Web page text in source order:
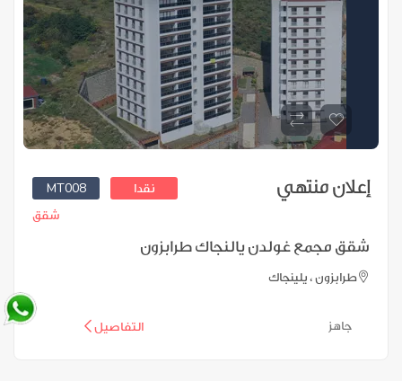
MT008 نقدا إعلان منتهي
شقق
شقق مجمع غولدن يالنجاك طرابزون
طرابزون ، يلينجاك
التفاصيل